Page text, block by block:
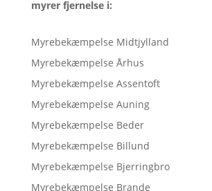
myrer fjernelse i:
Myrebekæmpelse Midtjylland
Myrebekæmpelse Århus
Myrebekæmpelse Assentoft
Myrebekæmpelse Auning
Myrebekæmpelse Beder
Myrebekæmpelse Billund
Myrebekæmpelse Bjerringbro
Myrebekæmpelse Brande